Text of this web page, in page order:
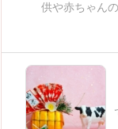
供や赤ちゃん